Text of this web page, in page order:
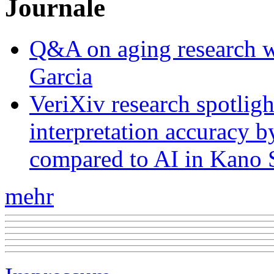
Journale
Q&A on aging research
Garcia
VeriXiv research
interpretation accuracy
compared to AI in Kano
mehr